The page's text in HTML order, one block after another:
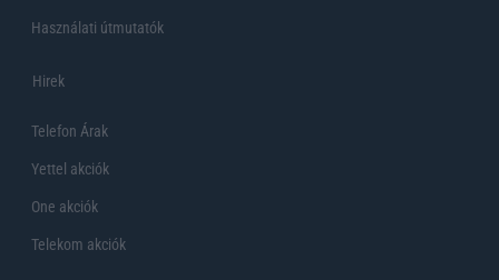
Használati útmutatók
Hirek
Telefon Árak
Yettel akciók
One akciók
Telekom akciók